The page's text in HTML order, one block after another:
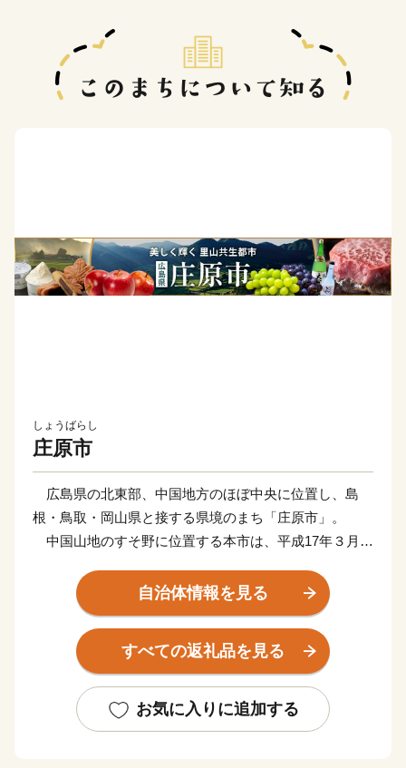
しょうばらし
庄原市
広島県の北東部、中国地方のほぼ中央に位置し、島
根・鳥取・岡山県と接する県境のまち「庄原市」。
中国山地のすそ野に位置する本市は、平成17年３月
域を誇ります。標高200ｍの盆地から1,200ｍ級の高峰に
囲まれた地形は、豊かな自然環境を生み出し、四季折々
に彩りを変える里山の景観は、住み人や訪れるひとの心
を癒します。
林業が盛んで、特に令和元年９月にGI（＊）登録された
ブランド牛「比婆牛」や、昼夜の寒暖差や中国山地の沢
自治体情報を見る
すべての返礼品を見る
お気に入りに追加する